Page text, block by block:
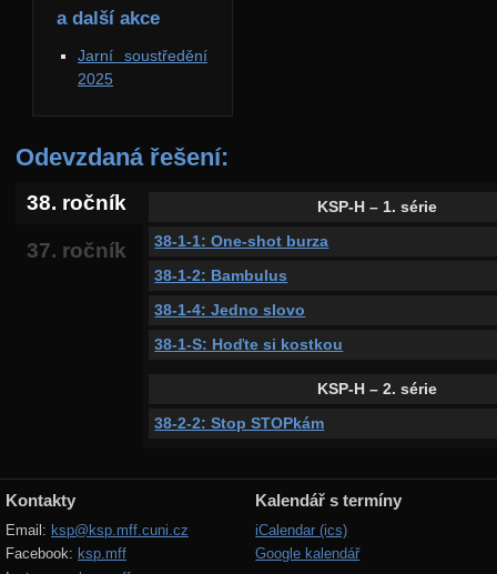
a další akce
Jarní soustředění
2025
Odevzdaná řešení:
38. ročník
37. ročník
KSP-H – 1. série
38-1-1: One-shot burza
38-1-2: Bambulus
38-1-4: Jedno slovo
38-1-S: Hoďte si kostkou
KSP-H – 2. série
38-2-2: Stop STOPkám
Kontakty
Email: ksp@ksp.mff.cuni.cz
Facebook: ksp.mff
Kalendář s termíny
iCalendar (ics)
Google kalendář